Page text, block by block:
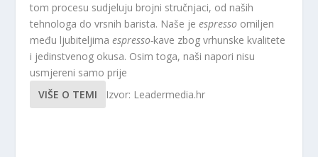
tom procesu sudjeluju brojni stručnjaci, od naših
tehnologa do vrsnih barista. Naše jeespresso omiljen
među ljubiteljimaespresso-kave zbog vrhunske kvalitete
i jedinstvenog okusa. Osim toga, naši napori nisu
usmjereni samo prije
VIŠE O TEMI
Izvor: Leadermedia.hr